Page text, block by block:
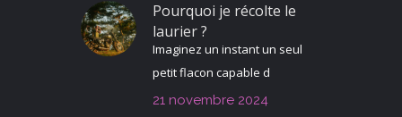
Pourquoi je récolte le
laurier ?
Imaginez un instant un seul
petit flacon capable d
21 novembre 2024